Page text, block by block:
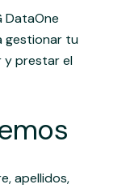
DataOne
gestionar tu
y prestar el
apellidos,